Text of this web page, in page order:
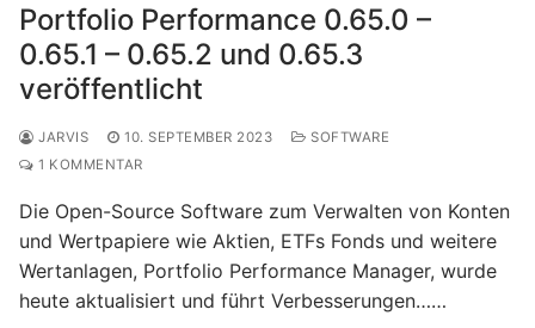
Portfolio Performance 0.65.0 –
0.65.1 – 0.65.2 und 0.65.3
veröffentlicht
JARVIS 10. SEPTEMBER 2023
SOFTWARE
1 KOMMENTAR
Die Open-Source Software zum Verwalten von Konten
und Wertpapiere wie Aktien, ETFs Fonds und weitere
Wertanlagen, Portfolio Performance Manager, wurde
heute aktualisiert und führt Verbesserungen……